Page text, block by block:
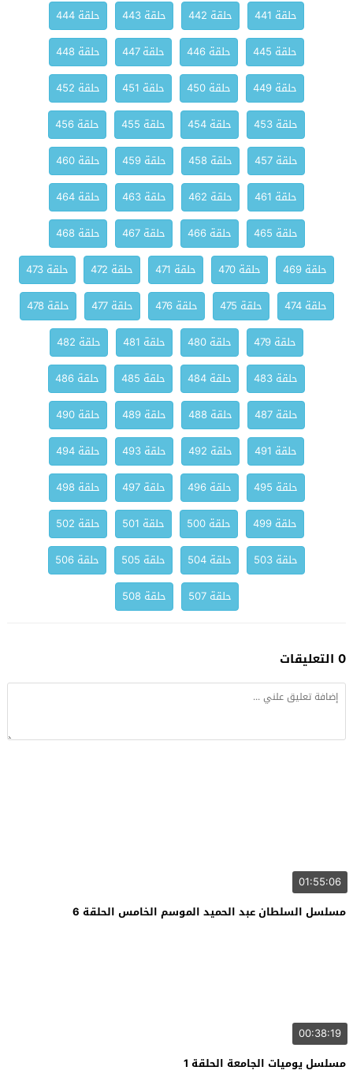
حلقة 441 حلقة 442 حلقة 443
حلقة 444
حلقة 445
حلقة 446 حلقة 447
حلقة 448
حلقة 449
حلقة 450 حلقة 451
حلقة 452
حلقة 453
حلقة 454 حلقة 455
حلقة 456
حلقة 457
حلقة 458 حلقة 459
حلقة 460
حلقة 461
حلقة 462 حلقة 463
حلقة 464
حلقة 465
حلقة 466 حلقة 467
حلقة 468
حلقة 469
حلقة 470 حلقة 471 حلقة 472
حلقة 473
حلقة 474
حلقة 475 حلقة 476 حلقة 477
حلقة 478
حلقة 479
حلقة 480 حلقة 481
حلقة 482
حلقة 483
حلقة 484 حلقة 485
حلقة 486
حلقة 487
حلقة 488 حلقة 489
حلقة 490
حلقة 491
حلقة 492 حلقة 493
حلقة 494
حلقة 495
حلقة 496 حلقة 497
حلقة 498
حلقة 499
حلقة 500 حلقة 501
حلقة 502
حلقة 503
حلقة 504 حلقة 505
حلقة 506
حلقة 507
حلقة 508
0 التعليقات
01:55:06
مسلسل السلطان عبد الحميد الموسم الخامس الحلقة 6
00:38:19
مسلسل يوميات الجامعة الحلقة 1